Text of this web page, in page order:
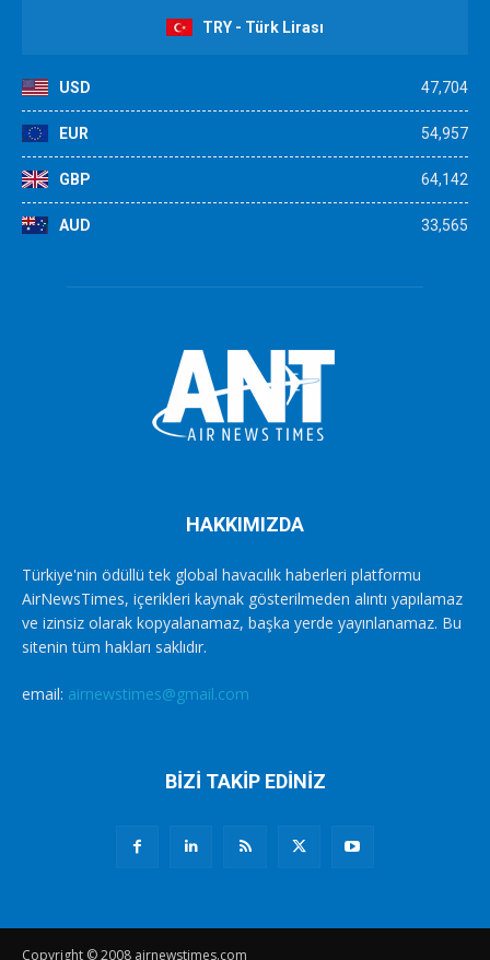
TRY - Türk Lirası
USD 47,704
EUR 54,957
GBP 64,142
AUD 33,565
HAKKIMIZDA
Türkiye'nin ödüllü tek global havacılık haberleri platformu
AirNewsTimes, içerikleri kaynak gösterilmeden alıntı yapılamaz
ve izinsiz olarak kopyalanamaz, başka yerde yayınlanamaz. Bu
sitenin tüm hakları saklıdır.
email: airnewstimes@gmail.com
BİZİ TAKİP EDİNİZ
Copyright © 2008 airnewstimes.com